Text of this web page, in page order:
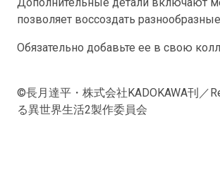
позволяет воссоздать
Обязательно добавьте ее в свою
©長月達平・株式会社KADOKAWA刊／
る異世界生活2製作委員会